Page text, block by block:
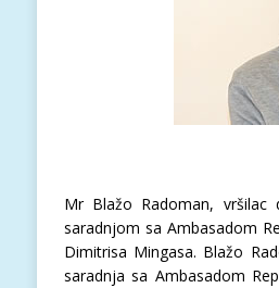
Mr Blažo Radoman, vršilac
saradnjom sa Ambasadom
Dimitrisa Mingasa. Blažo
saradnja sa Ambasadom